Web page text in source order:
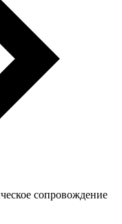
сопровождение